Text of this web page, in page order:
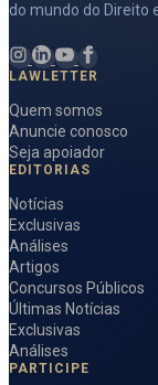
do mundo do Direito
LAWLETTER
Quem somos
Anuncie conosco
Seja apoiador
EDITORIAS
Notícias
Exclusivas
Análises
Artigos
Concursos Públicos
Últimas Notícias
Exclusivas
Análises
PARTICIPE